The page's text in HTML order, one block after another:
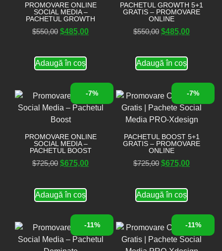
PROMOVARE ONLINE
SOCIAL MEDIA –
PACHETUL GROWTH
$550,00 $485,00
Adaugă în coș
PACHETUL GROWTH 5+1
GRATIS – PROMOVARE
ONLINE
$550,00 $485,00
Adaugă în coș
-7%
PROMOVARE ONLINE
SOCIAL MEDIA –
PACHETUL BOOST
$725,00 $675,00
Adaugă în coș
-7%
PACHETUL BOOST 5+1
GRATIS – PROMOVARE
ONLINE
$725,00 $675,00
Adaugă în coș
-11% -11%